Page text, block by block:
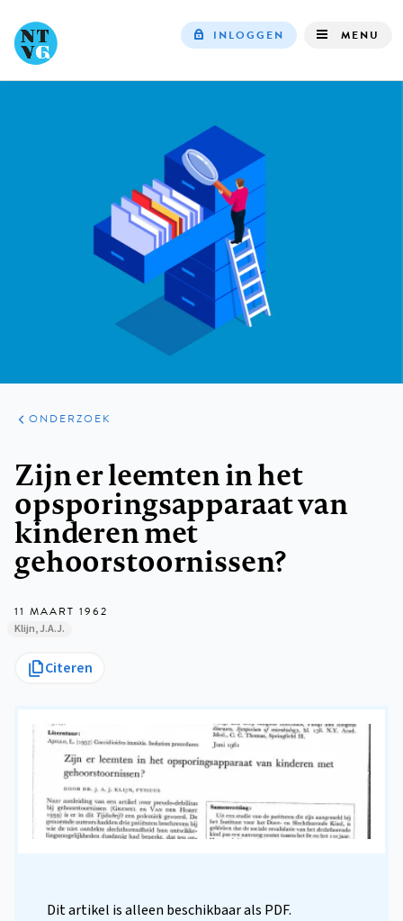
INLOGGEN MENU
ARTIKELEN
ONDERZOEK
ONDERZOEK
Zijn er leemten in het
opsporingsapparaat van
kinderen met
gehoorstoornissen?
11 MAART 1962
Klijn, J.A.J.
Citeren
Dit artikel is alleen beschikbaar als PDF.